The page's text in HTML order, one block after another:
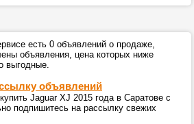
есть 0 объявлений о продаже,
объявления, цена которых ниже
выгодные.
объявлений
Jaguar XJ 2015 года в Саратове с
подпишитесь на рассылку свежих